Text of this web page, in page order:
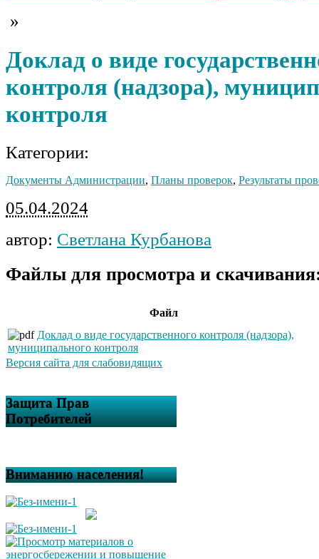
»
Доклад о виде
контроля (надзора),
контроля
Категории:
Документы Администрации, Планы проверок, Результаты
05.04.2024
автор: Светлана Курбанова
Файлы для просмотра и
Файл
Доклад о виде государственного контроля (надзора),
муниципального контроля
Версия сайта для слабовидящих
Защита Прав
Потребителей
Вниманию населения!